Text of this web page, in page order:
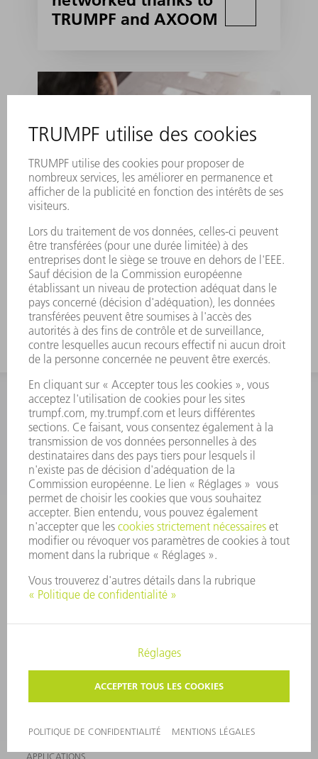
TRUMPF and AXOOM
“We make Industry 4.0
easier to grasp”
CONTACT NEWSROOM
MANIFESTATIONS ET DATES
À RETENIR
ABONNEMENT À LA
NEWSLETTER TRUMPF
SERVICES EN LIGNE
CONTACT
MANIFESTATIONS ET DATES À RETENIR
INSCRIPTION À LA NEWSLETTER
LASER
ELECTRONIQUE DE PUISSANCE
OUTILS ÉLECTRIQUES
LOGICIEL
APPLICATIONS